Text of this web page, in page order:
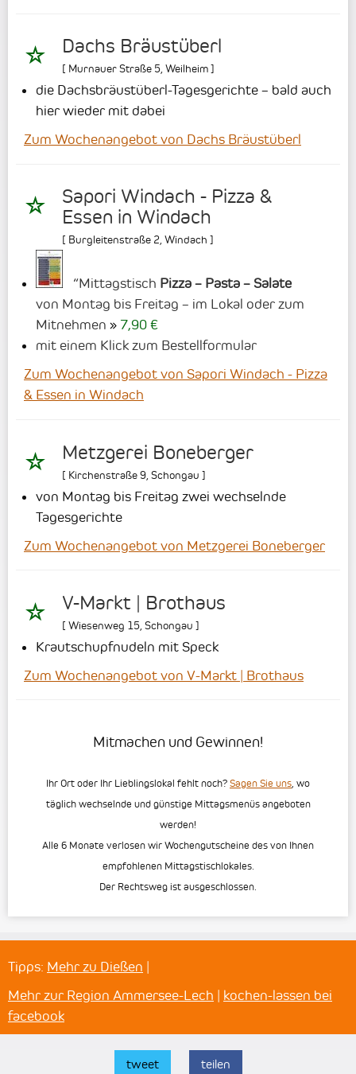
Dachs Bräustüberl
[ Murnauer Straße 5 Weilheim]
die Dachsbräustüberl-Tagesgerichte – bald auch
hier wieder mit dabei
Zum Wochenangebot von Dachs Bräustüberl
Sapori Windach - Pizza &
Essen in Windach
[ Burgleitenstraße 2,Windach ]
“Mittagstisch Pizza – Pasta – Salate
von Montag bis Freitag – im Lokal oder zum
Mitnehmen
7,90 €
mit einem Klick zum Bestellformular
Zum Wochenangebot von Sapori Windach - Pizza
& Essen in Windach
Metzgerei Boneberger
[ Kirchenstraße 9 Schongau ]
von Montag bis Freitag zwei wechselnde
Tagesgerichte
Zum Wochenangebot von Metzgerei Boneberger
V-Markt | Brothaus
[ Wiesenweg 15 Schongau ]
Krautschupfnudeln mit Speck
Zum Wochenangebot von V-Markt | Brothaus
Mitmachen und Gewinnen!
Ihr Ort oder Ihr Lieblingslokal fehlt noch? Sagen Sie uns, wo
täglich wechselnde und günstige Mittagsmenüs angeboten
werden!
Alle 6 Monate verlosen wir Wochengutscheine des von Ihnen
empfohlenen Mittagstischlokales.
Der Rechtsweg ist ausgeschlossen.
Tipps: Mehr zu Dießen |
Mehr zur Region Ammersee-Lech | kochen-lassen bei
facebook
tweet teilen